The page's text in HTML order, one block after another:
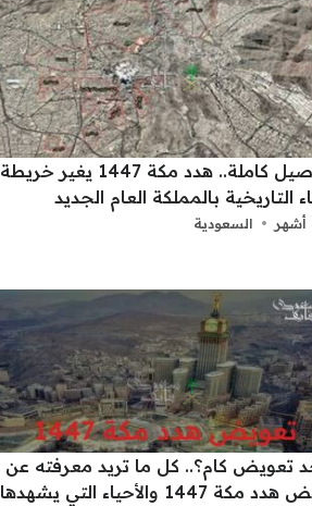
التفاصيل كاملة.. هدد مكة 1447 يغير خريطة
التاريخية بالمملكة العام الجديد
السعودية
تعويض كام؟.. كل ما تريد معرفته عن
تعويض هدد مكة 1447 والأحياء التي يشهدها